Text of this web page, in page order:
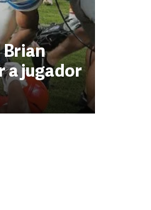
Brian
a jugador